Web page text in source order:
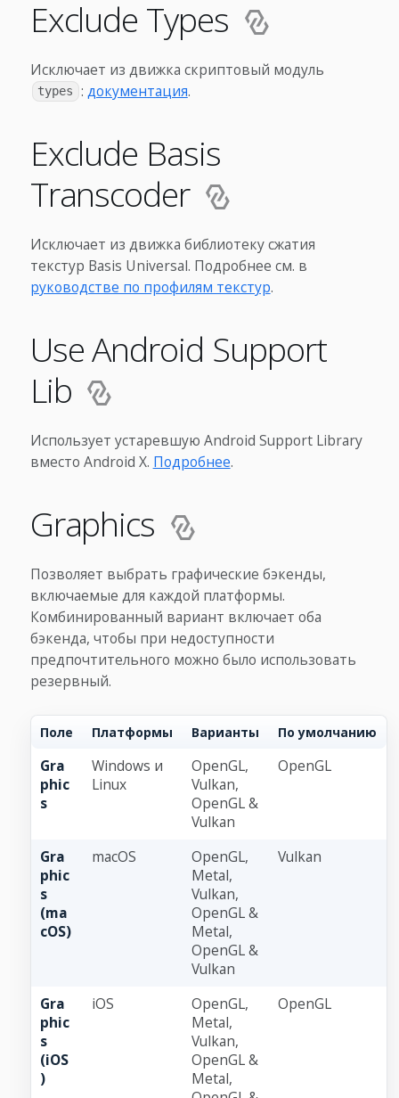
Exclude Types
Исключает из движка скриптовый модуль
types : документация.
Exclude Basis
Transcoder
Исключает из движка библиотеку сжатия
текстур Basis Universal. Подробнее см. в
руководстве по профилям текстур.
Use Android Support
Lib
Использует устаревшую Android Support Library
вместо Android X. Подробнее.
Graphics
Позволяет выбрать графические бэкенды,
включаемые для каждой платформы.
Комбинированный вариант включает оба
бэкенда, чтобы при недоступности
предпочтительного можно было использовать
резервный.
Поле Платформы Варианты По умолчанию
Gra
phic
s
Windows и
Linux
OpenGL,
Vulkan,
OpenGL &
Vulkan
OpenGL
Gra
phic
s
(ma
cOS)
macOS
OpenGL,
Metal,
Vulkan,
OpenGL &
Metal,
OpenGL &
Vulkan
Vulkan
Gra
phic
s
(iOS
)
iOS
OpenGL,
Metal,
Vulkan,
OpenGL &
Metal,
OpenGL